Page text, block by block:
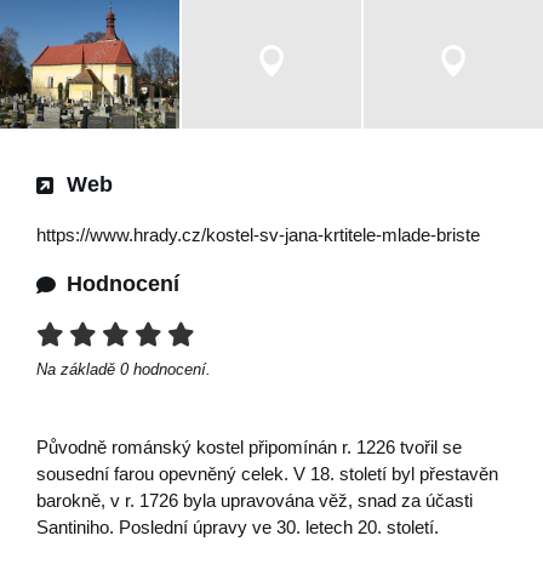
Web
https://www.hrady.cz/kostel-sv-jana-krtitele-mlade-briste
Hodnocení
Na základě 0 hodnocení.
Původně románský kostel připomínán r. 1226 tvořil se
sousední farou opevněný celek. V 18. století byl přestavěn
barokně, v r. 1726 byla upravována věž, snad za účasti
Santiniho. Poslední úpravy ve 30. letech 20. století.